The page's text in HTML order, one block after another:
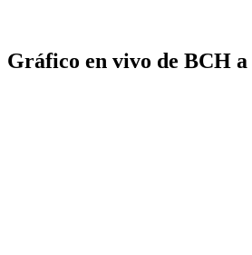
Gráfico en vivo de BCH